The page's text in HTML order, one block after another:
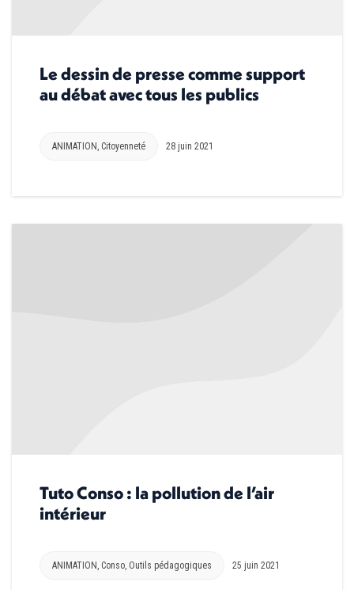
Le dessin de presse comme support
au débat avec tous les publics
ANIMATION Citoyenneté 28 juin 2021
Tuto Conso : la pollution de l’air
intérieur
ANIMATION , Conso, Outils pédagogiques 25 juin 2021